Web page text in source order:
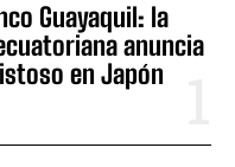
Guayaquil: la
anuncia
en Japón